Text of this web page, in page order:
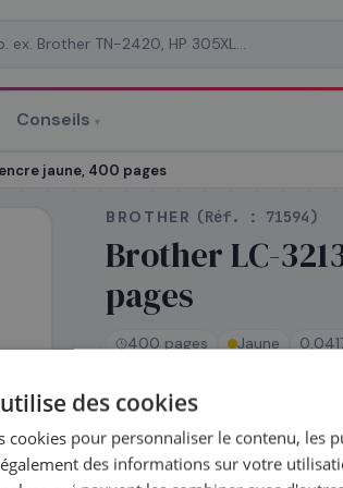
Conseils ▾
jaune, 400 pages
BROTHER (Réf. : 71594)
Brother LC-
pages
400 pages Jaune
Expédié le jour même —
Coût par impression :
des cookies
cookies pour personnaliser le contenu, les
des informations sur votre